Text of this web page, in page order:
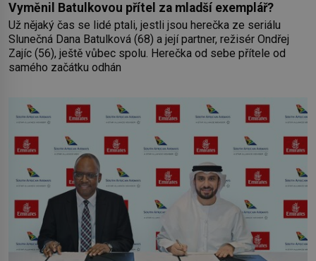
Vyměnil Batulkovou přítel za mladší exemplář?
Už nějaký čas se lidé ptali, jestli jsou herečka ze seriálu
Slunečná Dana Batulková (68) a její partner, režisér Ondřej
Zajíc (56), ještě vůbec spolu. Herečka od sebe přítele od
samého začátku odhán